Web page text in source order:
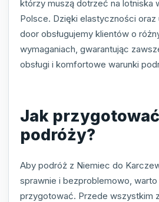
którzy muszą dotrzeć na lotniska
Polsce. Dzięki elastyczności oraz
door obsługujemy klientów o
wymaganiach, gwarantując
obsługi i komfortowe warunki
Jak
podróży?
Aby podróż z Niemiec do
sprawnie i bezproblemowo,
przygotować. Przede wszystkim